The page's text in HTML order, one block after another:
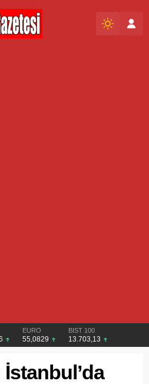
EURO
55,0829
BIST 100
13.703,13